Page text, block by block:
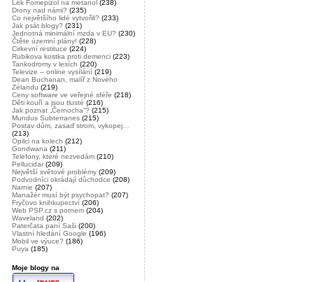
Lék Fomepizol na metanol (238)
Drony nad námi? (235)
Co největšího lidé vytvořili? (233)
Jak psát blogy? (231)
Jednotná minimální mzda v EU? (230)
Čtěte územní plány! (228)
Cirkevní restituce (224)
Rubikova kostka proti demenci (223)
Tankodromy v lesích (220)
Televize – online vysílání (219)
Dean Buchanan, malíř z Nového
Zélandu (219)
Ceny software ve veřejné sféře (218)
Děti kouří a jsou tlusté (216)
Jak poznat „Černocha“? (215)
Mundus Subterranes (215)
Postav dům, zasaď strom, vykopej…
(213)
Opilci na kolech (212)
Gondwana (211)
Telefony, které nezvedám (210)
Pellucidar (209)
Největší světové problémy (209)
Podvodníci okrádají důchodce (208)
Narnie (207)
Manažér musí být psychopat? (207)
Fryčovo knihkupectví (206)
Web PSP.cz s pornem (204)
Waveland (202)
Paterčata paní Saši (200)
Vlastní hledání Google (196)
Mobil ve výuce? (186)
Puya (185)
Moje blogy na